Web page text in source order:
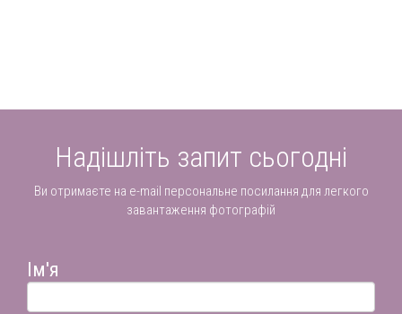
Надішліть запит сьогодні
Ви отримаєте на e-mail персональне посилання для легкого
завантаження фотографій
Ім'я